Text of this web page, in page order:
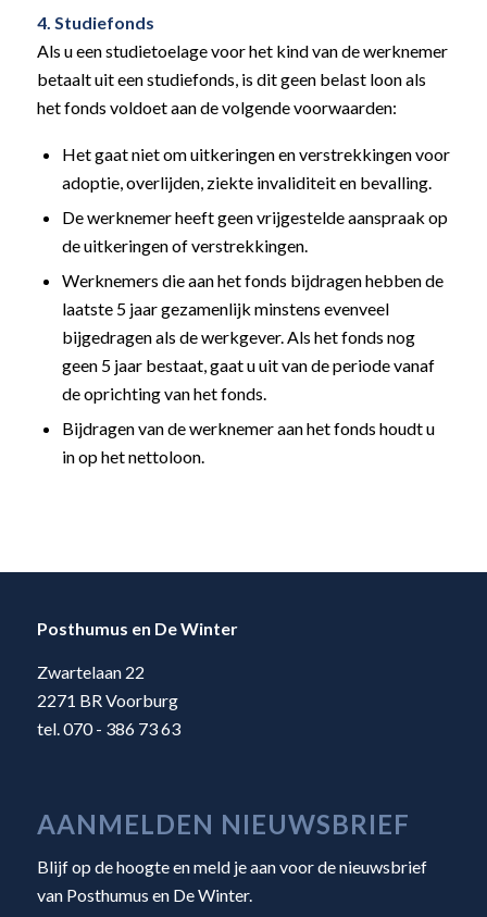
4. Studiefonds
Als u een studietoelage voor het kind van de werknemer
betaalt uit een studiefonds, is dit geen belast loon als
het fonds voldoet aan de volgende voorwaarden:
Het gaat niet om uitkeringen en verstrekkingen voor
adoptie, overlijden, ziekte invaliditeit en bevalling.
De werknemer heeft geen vrijgestelde aanspraak op
de uitkeringen of verstrekkingen.
Werknemers die aan het fonds bijdragen hebben de
laatste 5 jaar gezamenlijk minstens evenveel
bijgedragen als de werkgever. Als het fonds nog
geen 5 jaar bestaat, gaat u uit van de periode vanaf
de oprichting van het fonds.
Bijdragen van de werknemer aan het fonds houdt u
in op het nettoloon.
Posthumus en De Winter
Zwartelaan 22
2271 BR Voorburg
tel. 070 - 386 73 63
AANMELDEN NIEUWSBRIEF
Blijf op de hoogte en meld je aan voor de nieuwsbrief
van Posthumus en De Winter.